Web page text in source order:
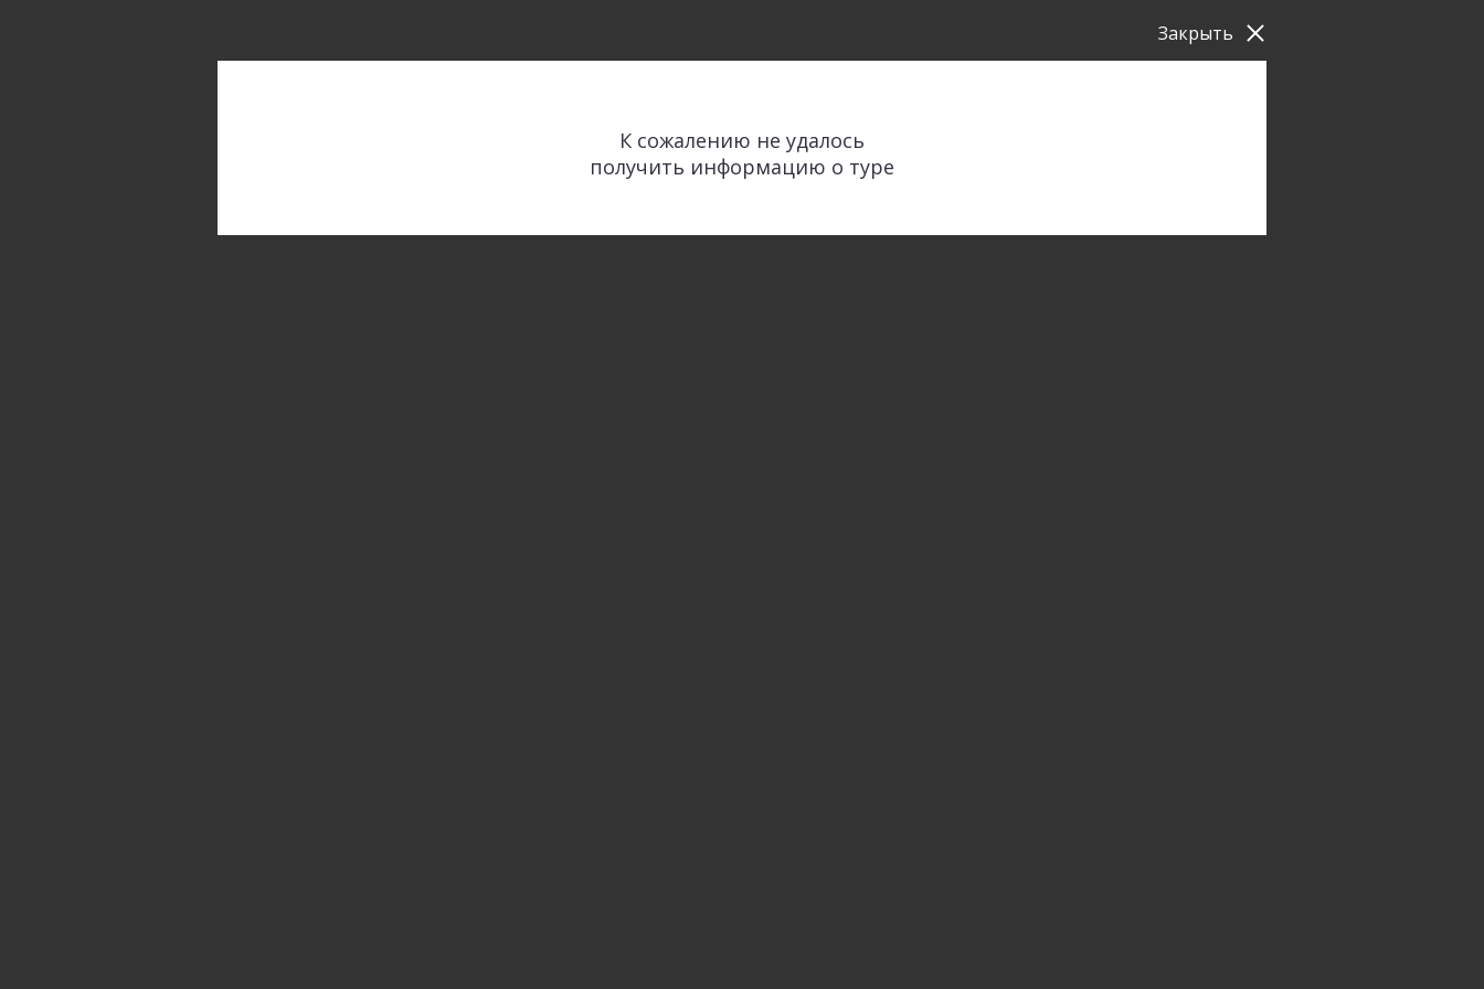
К сожалению не удалось
получить информацию о туре
Закрыть